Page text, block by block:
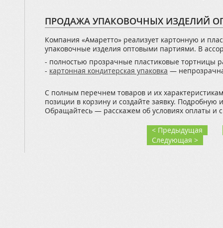
ПРОДАЖА УПАКОВОЧНЫХ ИЗДЕЛИЙ
Компания «Амаретто» реализует картонную и
упаковочные изделия оптовыми партиями. В
- полностью прозрачные пластиковые тортницы
- картонная кондитерская упаковка —
С полным перечнем товаров и их
позиции в корзину и создайте заявку.
Обращайтесь — расскажем об условиях оплаты и
< Предыдущая
Следующая >